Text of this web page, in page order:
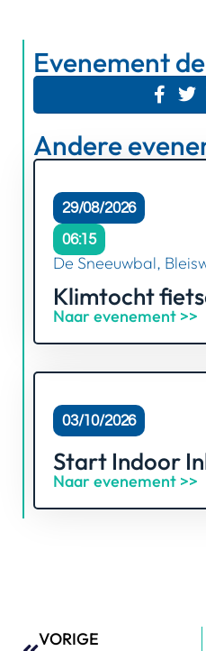
Evenement
Andere
29/08/2026
06:15
De Sneeuwbal,
Klimtocht
Naar evenement >>
03/10/2026
Start Indoor
Naar evenement >>
VORIGE